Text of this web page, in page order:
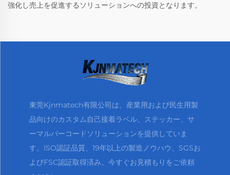
強化し売上を促進するソリューションへの投資となります。
東莞Kjnmatech有限公司は、産業用および民生用製
品向けのカスタム自己接着ラベル、ステッカー、サ
ーマルバーコードソリューションを提供していま
す。ISO認証品質、19年以上の製造ノウハウ、SGSお
よびFSC認証取得済み。今すぐお見積もりをご依頼